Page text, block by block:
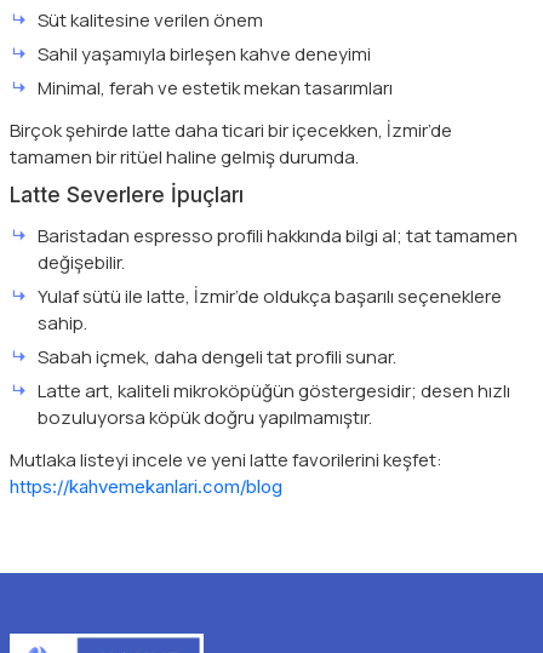
Süt kalitesine verilen önem
Sahil yaşamıyla birleşen kahve deneyimi
Minimal, ferah ve estetik mekan tasarımları
Birçok şehirde latte daha ticari bir içecekken, İzmir’de
tamamen bir ritüel haline gelmiş durumda.
Latte Severlere İpuçları
Baristadan espresso profili hakkında bilgi al; tat tamamen
değişebilir.
Yulaf sütü ile latte, İzmir’de oldukça başarılı seçeneklere
sahip.
Sabah içmek, daha dengeli tat profili sunar.
Latte art, kaliteli mikroköpüğün göstergesidir; desen hızlı
bozuluyorsa köpük doğru yapılmamıştır.
Mutlaka listeyi incele ve yeni latte favorilerini keşfet:
https://kahvemekanlari.com/blog